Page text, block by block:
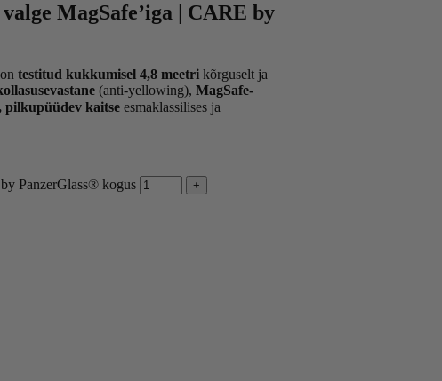
MagSafe’iga | CARE by
ontestitud kukkumisel 4,8 meetri kõrguselt ja
(anti-yellowing),MagSafe-
pilkupüüdev kaitse esmaklassilises ja
PanzerGlass® kogus